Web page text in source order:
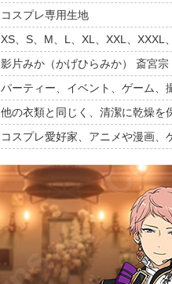
コスプレ専用生地
XS、S、M、L、XL、XXL、XXXL
影片みか（かげひらみか） 斎宮
パーティー、イベント、ゲーム、
他の衣類と同じく、清潔に乾燥を
コスプレ愛好家、アニメや漫画、